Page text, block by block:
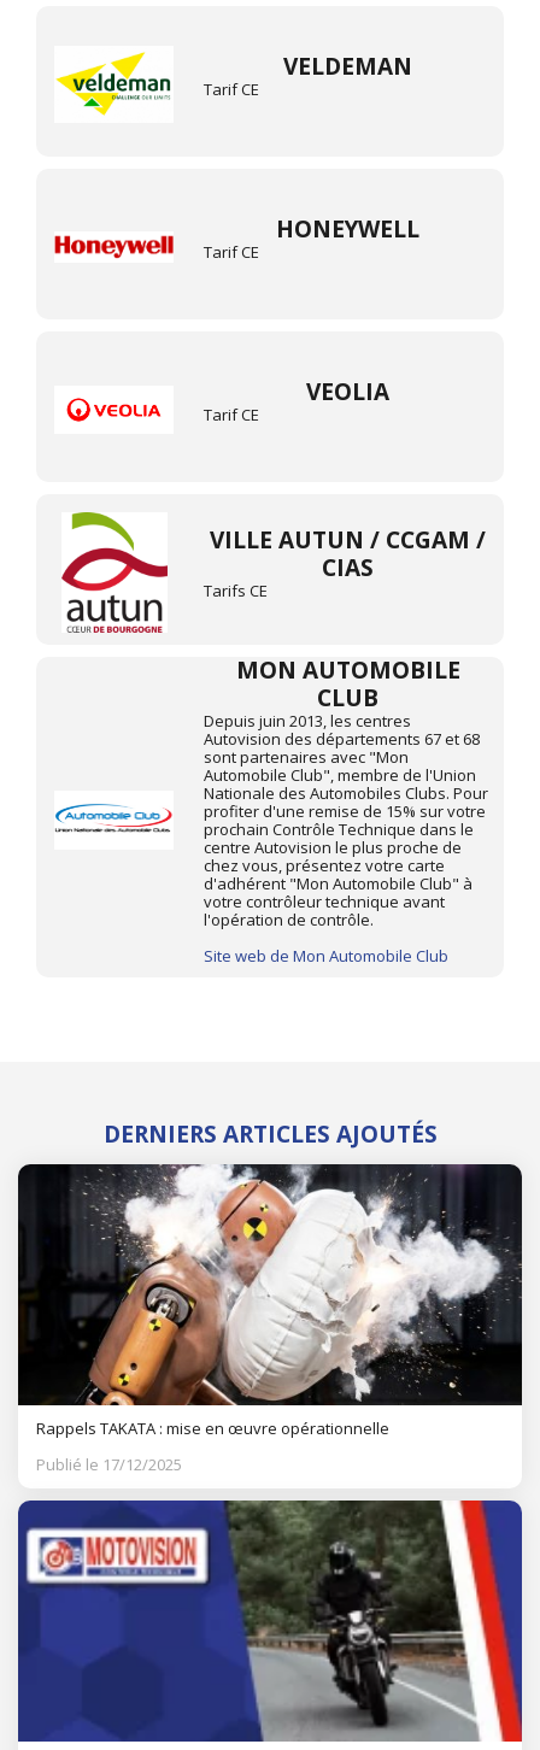
VELDEMAN
Tarif CE
HONEYWELL
Tarif CE
VEOLIA
Tarif CE
VILLE AUTUN / CCGAM /
CIAS
Tarifs CE
MON AUTOMOBILE
CLUB
Depuis juin 2013, les centres
Autovision des départements 67 et 68
sont partenaires avec "Mon
Automobile Club", membre de l'Union
Nationale des Automobiles Clubs. Pour
profiter d'une remise de 15% sur votre
prochain Contrôle Technique dans le
centre Autovision le plus proche de
chez vous, présentez votre carte
d'adhérent "Mon Automobile Club" à
votre contrôleur technique avant
l'opération de contrôle.
Site web de Mon Automobile Club
DERNIERS ARTICLES AJOUTÉS
Rappels TAKATA : mise en œuvre opérationnelle
Publié le 17/12/2025